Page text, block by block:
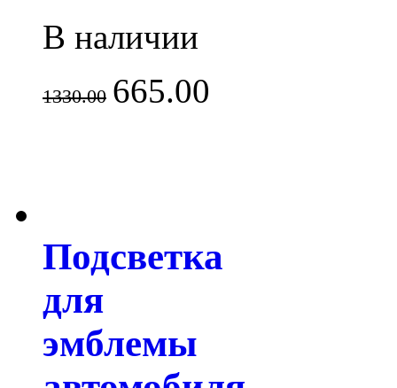
В наличии
1330.00 665.00
Подсветка
для
эмблемы